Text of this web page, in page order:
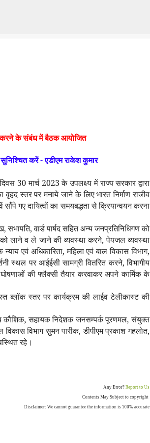
करने के संबंध में बैठक आयोजित
सुनिश्चित करें - एडीएम राकेश कुमार
30 मार्च 2023 के उपलक्ष्य में राज्य सरकार द्वारा
वृहद स्तर पर मनाये जाने के लिए भारत निर्माण राजीव
गए दायित्वों का समयबद्धता से क्रियान्वयन करना
वार्ड पार्षद सहित अन्य जनप्रतिनिधिगण को
लाने व ले जाने की व्यवस्था करने, पेयजल व्यवस्था
एवं अधिकारिता, महिला एवं बाल विकास विभाग,
स्थल पर आईईसी सामग्री वितरित करने, विभागीय
की फ्लैक्सी तैयार करवाकर अपने कार्मिक के
ब्लॉक स्तर पर कार्यक्रम की लाईव टेलीकास्ट की
कौशिक, सहायक निदेशक जनसम्पर्क पूरणमल, संयुक्त
विकास विभाग सुमन पारीक, डीपीएम प्रकाश गहलोत,
रहे।
Any Error? Report to Us
Contents May Subject to copyright
Disclaimer: We cannot guarantee the information is 100% accurate